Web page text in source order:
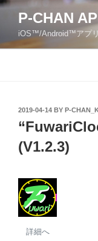
Skip
content
P-CHAN
iOS™/Android™アプ
POSTED
ON
2019-04-14 BY P-
(V1.2.3)
詳細へ